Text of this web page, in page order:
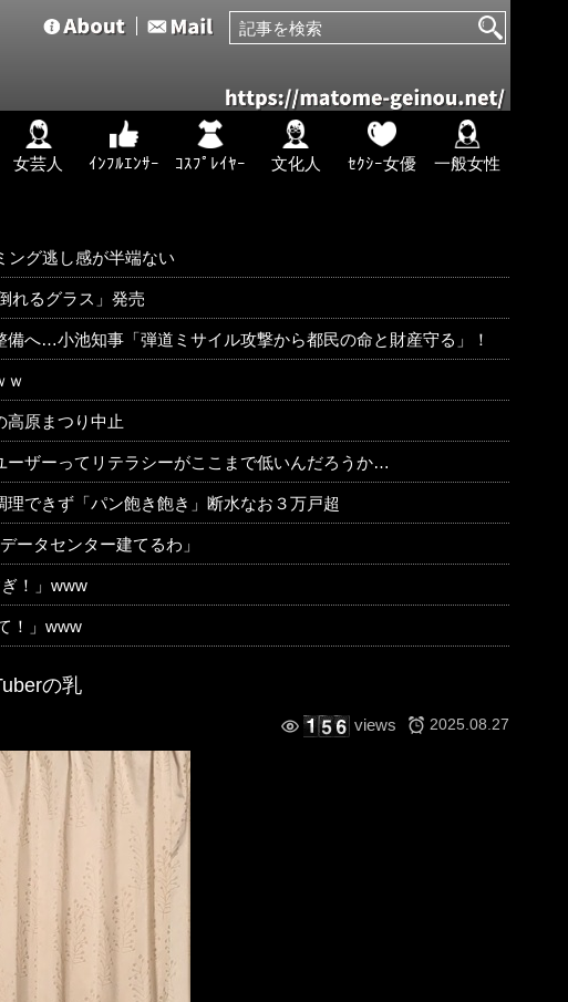
女芸人 ｲﾝﾌﾙｴﾝｻｰ ｺｽﾌﾟﾚｲﾔｰ 文化人 ｾｸｼｰ女優 一般女性
ング逃し感が半端ない
れるグラス」発売
へ…小池知事「弾道ミサイル攻撃から都民の命と財産守る」！
ｗ
原まつり中止
ーザーってリテラシーがここまで低いんだろうか…
できず「パン飽き飽き」断水なお３万戸超
ータセンター建てるわ」
！」www
！」www
の乳
views 2025.08.27